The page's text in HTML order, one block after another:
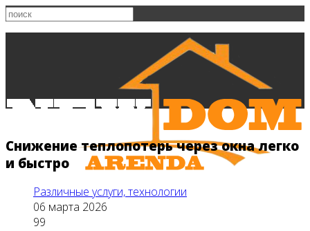
Снижение теплопотерь через окна легко
и быстро
Различные услуги, технологии
06 марта 2026
99